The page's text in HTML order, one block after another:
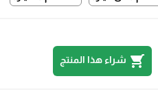
shopping_cart شراء هذا المنتج